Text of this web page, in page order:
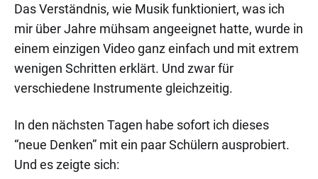
Das Verständnis, wie Musik funktioniert, was ich
mir über Jahre mühsam angeeignet hatte, wurde in
einem einzigen Video ganz einfach und mit extrem
wenigen Schritten erklärt. Und zwar für
verschiedene Instrumente gleichzeitig.
In den nächsten Tagen habe sofort ich dieses
“neue Denken” mit ein paar Schülern ausprobiert.
Und es zeigte sich: